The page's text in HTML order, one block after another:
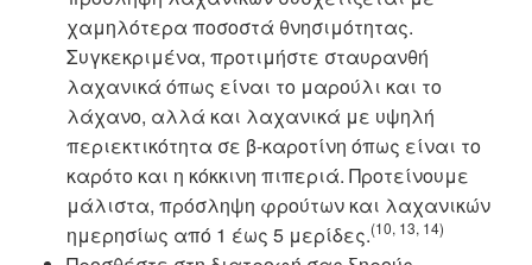
χαμηλότερα ποσοστά θνησιμότητας.
Συγκεκριμένα, προτιμήστε σταυρανθή
λαχανικά όπως είναι το μαρούλι και το
λάχανο, αλλά και λαχανικά με υψηλή
περιεκτικότητα σε β-καροτίνη όπως είναι το
καρότο και η κόκκινη πιπεριά. Προτείνουμε
μάλιστα, πρόσληψη φρούτων και λαχανικών
ημερησίως από 1 έως 5 μερίδες.(10, 13, 14)